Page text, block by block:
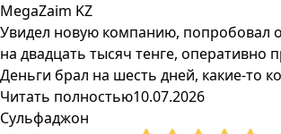
MegaZaim KZ
Увидел новую компанию, попробовал
на двадцать тысяч тенге, оперативно
Деньги брал на шесть дней, какие-то
Читать полностью10.07.2026
Сульфаджон